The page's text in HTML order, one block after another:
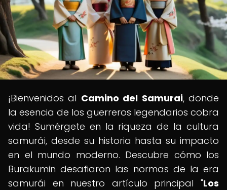
¡Bienvenidos al Camino del Samurai, donde
la esencia de los guerreros legendarios cobra
vida! Sumérgete en la riqueza de la cultura
samurái, desde su historia hasta su impacto
en el mundo moderno. Descubre cómo los
Burakumin desafiaron las normas de la era
samurái en nuestro artículo principal "Los